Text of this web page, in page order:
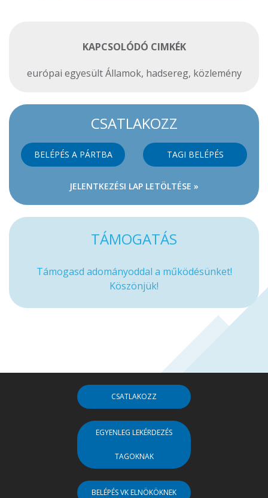
KAPCSOLÓDÓ CIMKÉK
európai egyesült Államok, hadsereg, közlemény
CSATLAKOZZ
BELÉPÉS A PÁRTBA TAGI BELÉPÉS
JELENTKEZÉSI LAP LETÖLTÉSE »
TÁMOGATÁS
Támogasd adományoddal a működésünket!
Köszönjük!
CSATLAKOZZ
EGYENLEG LEKÉRDEZÉS
TAGOKNAK
BELÉPÉS VK ELNÖKÖKNEK